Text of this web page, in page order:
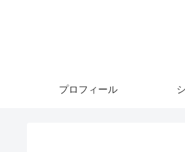
プロフィール